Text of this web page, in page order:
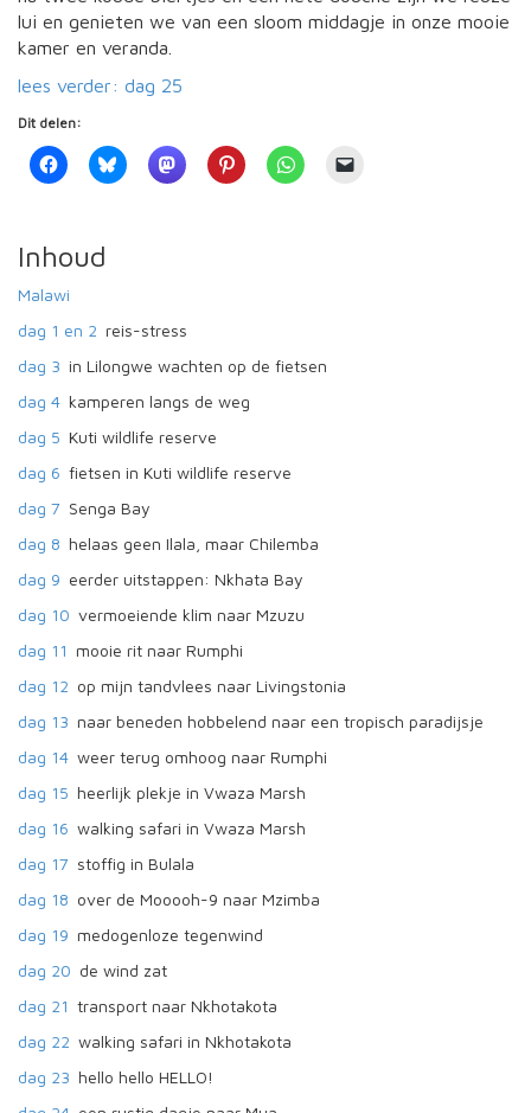
lui en genieten we van een sloom middagje in onze mooie
kamer en veranda.
lees verder: dag 25
Dit delen:
Inhoud
Malawi
dag 1 en 2 reis-stress
dag 3 in Lilongwe wachten op de fietsen
dag 4 kamperen langs de weg
dag 5 Kuti wildlife reserve
dag 6 fietsen in Kuti wildlife reserve
dag 7 Senga Bay
dag 8 helaas geen Ilala, maar Chilemba
dag 9 eerder uitstappen: Nkhata Bay
dag 10 vermoeiende klim naar Mzuzu
dag 11 mooie rit naar Rumphi
dag 12 op mijn tandvlees naar Livingstonia
dag 13 naar beneden hobbelend naar een tropisch paradijsje
dag 14 weer terug omhoog naar Rumphi
dag 15 heerlijk plekje in Vwaza Marsh
dag 16 walking safari in Vwaza Marsh
dag 17 stoffig in Bulala
dag 18 over de Mooooh-9 naar Mzimba
dag 19 medogenloze tegenwind
dag 20 de wind zat
dag 21 transport naar Nkhotakota
dag 22 walking safari in Nkhotakota
dag 23 hello hello HELLO!